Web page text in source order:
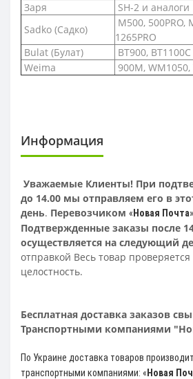
Заря
SH-2 и аналоги
Sadko (Садко)
M500, 500PRO,
1265PRO
Bulat (Булат)
BT900, BT1100C
Weima
900M, WM1050,
Информация
Уважаемые Клиенты! При
до 14.00 мы отправляем его в
день. Перевозчиком «Новая Почта»
Подтвержденные заказы после
осуществляется на следующий
отправкой Весь товар
целостность.
Бесплатная доставка заказов
Транспортными компаниями
По Украине доставка товаров
транспортными компаниями: «Новая